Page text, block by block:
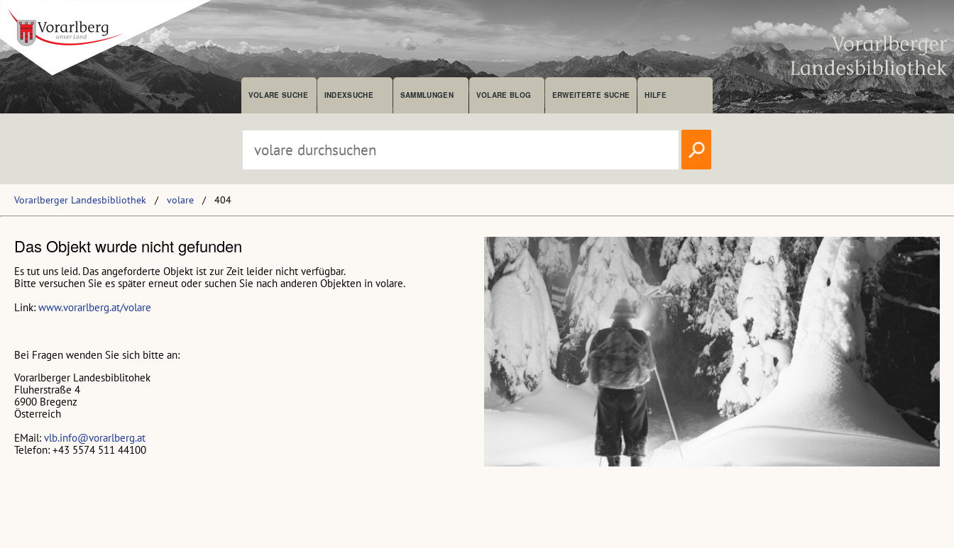
VOLARE SUCHE INDEXSUCHE SAMMLUNGEN VOLARE BLOG ERWEITERTE SUCHE HILFE
Vorarlberger Landesbibliothek volare 404
Das Objekt wurde nicht gefunden
Es tut uns leid. Das angeforderte Objekt ist zur Zeit leider nicht verfügbar.
Bitte versuchen Sie es später erneut oder suchen Sie nach anderen Objekten in volare.
Link: www.vorarlberg.at/volare
Bei Fragen wenden Sie sich bitte an:
Vorarlberger Landesbiblitohek
Fluherstraße 4
6900 Bregenz
Österreich
EMail: vlb.info@vorarlberg.at
Telefon: +43 5574 511 44100